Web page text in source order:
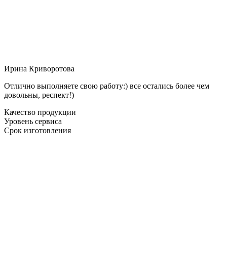
Ирина Криворотова
Отлично выполняете свою работу:) все остались более чем
довольны, респект!)
Качество продукции
Уровень сервиса
Срок изготовления